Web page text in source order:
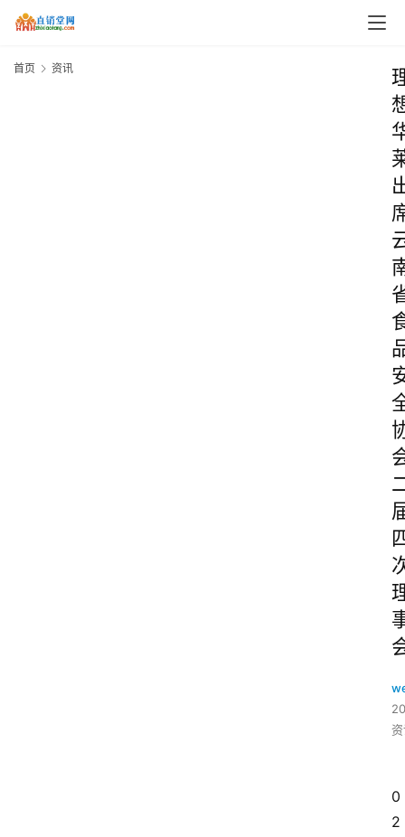
首页 资讯
0
2